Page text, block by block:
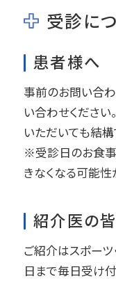
を担当するよ
ワイヤーとプ
が、プレート
くなることが課
って小さな傷
で固定してい
の方法が競輪
ら全国へと広
のですか？
やはり、手術
傷が小さく、
ら、選手たち
受診に
患者様へ
事前のお問い合
い合わせくださ
いただいても結構
※受診日のお食事
きなくなる可能性
紹介医の
ご紹介はスポー
日まで毎日受け